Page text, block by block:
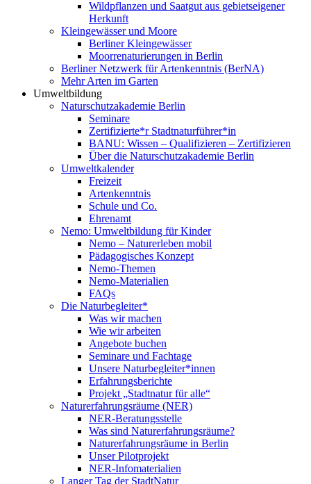
Wildpflanzen und Saatgut aus gebietseigener
Herkunft
Kleingewässer und Moore
Berliner Kleingewässer
Moorrenaturierungen in Berlin
Berliner Netzwerk für Artenkenntnis (BerNA)
Mehr Arten im Garten
Umweltbildung
Naturschutzakademie Berlin
Seminare
Zertifizierte*r Stadtnaturführer*in
BANU: Wissen – Qualifizieren – Zertifizieren
Über die Naturschutzakademie Berlin
Umweltkalender
Freizeit
Artenkenntnis
Schule und Co.
Ehrenamt
Nemo: Umweltbildung für Kinder
Nemo – Naturerleben mobil
Pädagogisches Konzept
Nemo-Themen
Nemo-Materialien
FAQs
Die Naturbegleiter*
Was wir machen
Wie wir arbeiten
Angebote buchen
Seminare und Fachtage
Unsere Naturbegleiter*innen
Erfahrungsberichte
Projekt „Stadtnatur für alle“
Naturerfahrungsräume (NER)
NER-Beratungsstelle
Was sind Naturerfahrungsräume?
Naturerfahrungsräume in Berlin
Unser Pilotprojekt
NER-Infomaterialien
Langer Tag der StadtNatur